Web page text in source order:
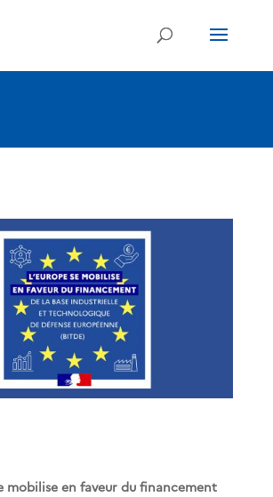
mobilise en faveur du financement